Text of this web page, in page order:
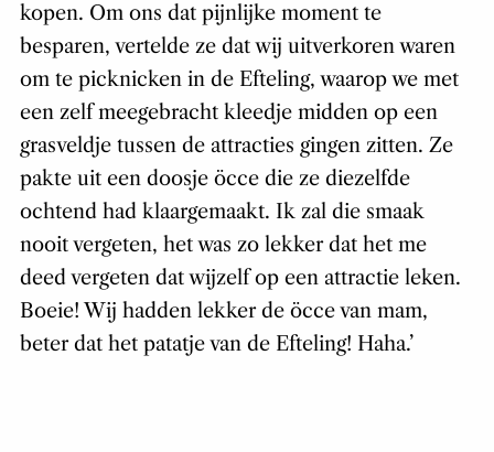
kopen. Om ons dat pijnlijke moment te
besparen, vertelde ze dat wij uitverkoren waren
om te picknicken in de Efteling, waarop we met
een zelf meegebracht kleedje midden op een
grasveldje tussen de attracties gingen zitten. Ze
pakte uit een doosje öcce die ze diezelfde
ochtend had klaargemaakt. Ik zal die smaak
nooit vergeten, het was zo lekker dat het me
deed vergeten dat wijzelf op een attractie leken.
Boeie! Wij hadden lekker de öcce van mam,
beter dat het patatje van de Efteling! Haha.’